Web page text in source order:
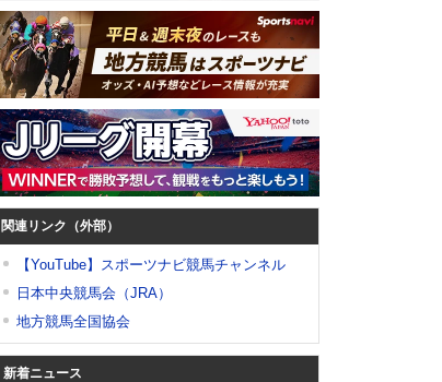
関連リンク（外部）
【YouTube】スポーツナビ競馬チャンネル
日本中央競馬会（JRA）
地方競馬全国協会
新着ニュース